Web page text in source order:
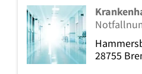
28755